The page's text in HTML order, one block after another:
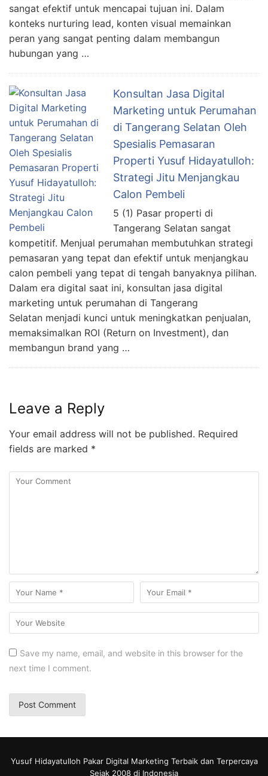
sangat efektif untuk mencapai tujuan ini. Dalam
konteks nurturing lead, konten visual memainkan
peran yang sangat penting dalam membangun
hubungan yang …
Konsultan Jasa Digital
Marketing untuk Perumahan
di Tangerang Selatan Oleh
Spesialis Pemasaran
Properti Yusuf Hidayatulloh:
Strategi Jitu Menjangkau
Calon Pembeli
5 (1) Pasar properti di
Tangerang Selatan sangat
kompetitif. Menjual perumahan membutuhkan strategi
pemasaran yang tepat dan efektif untuk menjangkau
calon pembeli yang tepat di tengah banyaknya pilihan.
Dalam era digital saat ini, konsultan jasa digital
marketing untuk perumahan di Tangerang
Selatan menjadi kunci untuk meningkatkan penjualan,
memaksimalkan ROI (Return on Investment), dan
membangun brand yang …
Leave a Reply
Your email address will not be published. Required
fields are marked *
Save my name, email, and website in this browser for the
next time I comment.
Yusuf Hidayatulloh Pakar Digital Marketing Terbaik dan Terpercaya
Sejak 2008 di Indonesia